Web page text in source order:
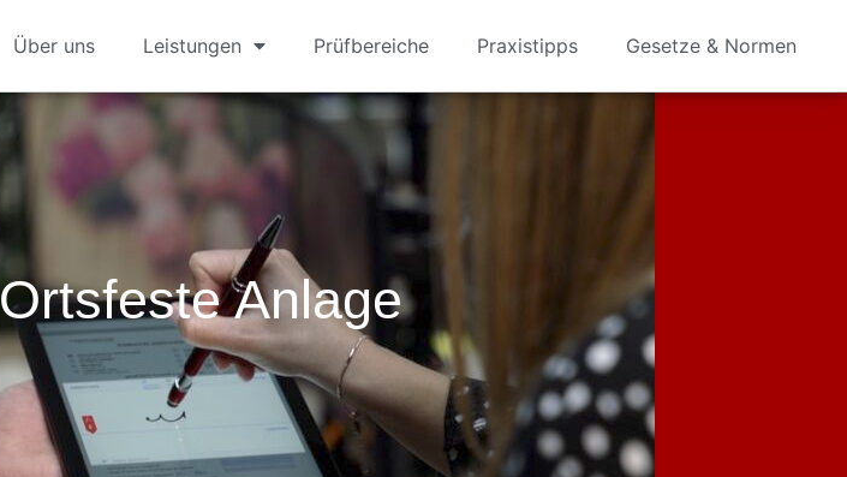
Über uns Leistungen Prüfbereiche Praxistipps Gesetze & Normen
Ortsfeste Anlage